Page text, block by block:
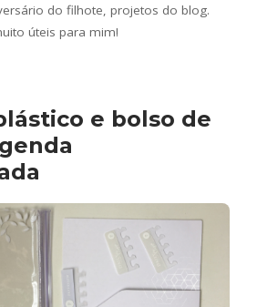
do filhote, projetos do blog.
úteis para mim!
e bolso de